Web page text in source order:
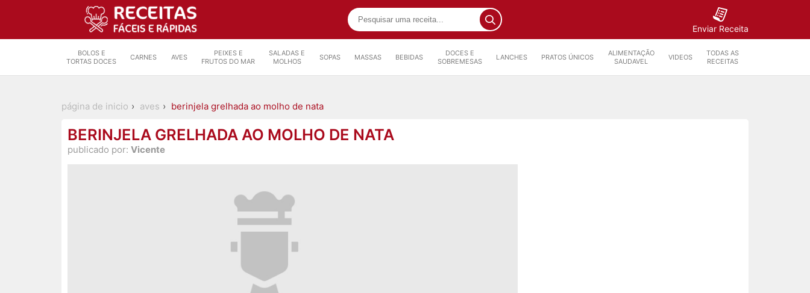
Enviar Receita
BOLOS E
TORTAS DOCES
CARNES AVES
PEIXES E
FRUTOS DO MAR
SALADAS E
MOLHOS
SOPAS MASSAS BEBIDAS
DOCES E
SOBREMESAS
LANCHES PRATOS ÚNICOS
ALIMENTAÇÃO
SAUDAVEL
VIDEOS
TODAS AS
RECEITAS
página de inicio aves berinjela grelhada ao molho de nata
BERINJELA GRELHADA AO MOLHO DE NATA
publicado por: Vicente